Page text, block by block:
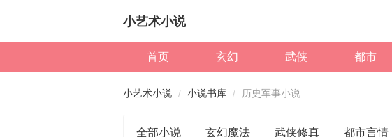
小艺术小说
首页 玄幻 武侠 都市
小艺术小说 小说书库 历史军事小说
全部小说 玄幻魔法 武侠修真 都市言情